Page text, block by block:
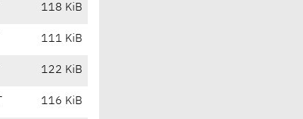
118 KiB
111 KiB
122 KiB
116 KiB